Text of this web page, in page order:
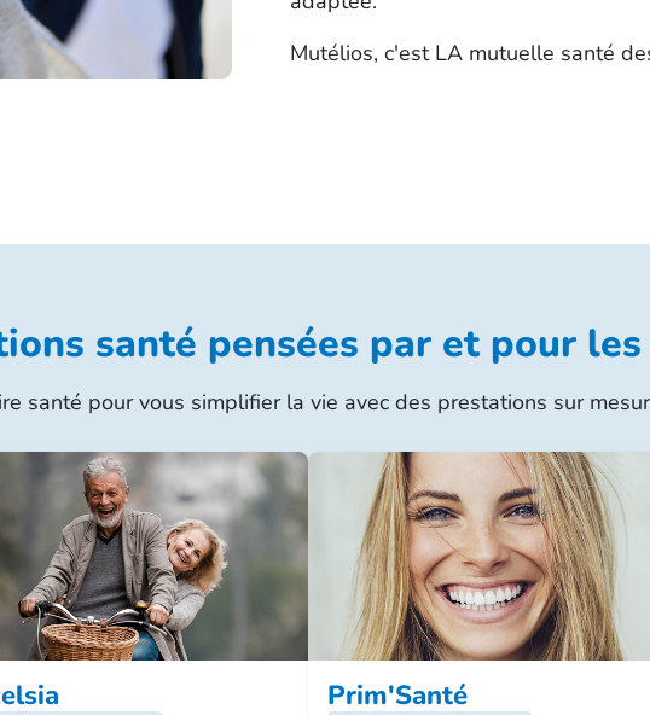
Mutélios, c'est LA mutuelle santé
santé pensées par et pour
santé pour vous simplifier la vie avec des prestations sur
Prim'Santé